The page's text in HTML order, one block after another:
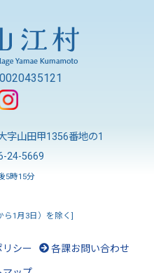
字山田甲1356番地の1
24-5669
5時15分
ら1月3日）を除く]
リシー 各課お問い合わせ